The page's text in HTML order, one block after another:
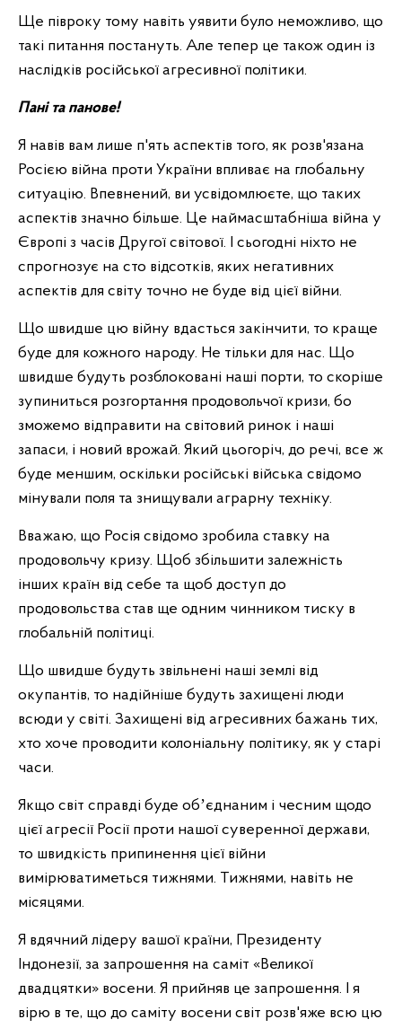
Ще півроку тому навіть уявити було неможливо, що
такі питання постануть. Але тепер це також один із
наслідків російської агресивної політики.
Пані та панове!
Я навів вам лише п'ять аспектів того, як розв'язана
Росією війна проти України впливає на глобальну
ситуацію. Впевнений, ви усвідомлюєте, що таких
аспектів значно більше. Це наймасштабніша війна у
Європі з часів Другої світової. І сьогодні ніхто не
спрогнозує на сто відсотків, яких негативних
аспектів для світу точно не буде від цієї війни.
Що швидше цю війну вдасться закінчити, то краще
буде для кожного народу. Не тільки для нас. Що
швидше будуть розблоковані наші порти, то скоріше
зупиниться розгортання продовольчої кризи, бо
зможемо відправити на світовий ринок і наші
запаси, і новий врожай. Який цьогоріч, до речі, все ж
буде меншим, оскільки російські війська свідомо
мінували поля та знищували аграрну техніку.
Вважаю, що Росія свідомо зробила ставку на
продовольчу кризу. Щоб збільшити залежність
інших країн від себе та щоб доступ до
продовольства став ще одним чинником тиску в
глобальній політиці.
Що швидше будуть звільнені наші землі від
окупантів, то надійніше будуть захищені люди
всюди у світі. Захищені від агресивних бажань тих,
хто хоче проводити колоніальну політику, як у старі
часи.
Якщо світ справді буде обʼєднаним і чесним щодо
цієї агресії Росії проти нашої суверенної держави,
то швидкість припинення цієї війни
вимірюватиметься тижнями. Тижнями, навіть не
місяцями.
Я вдячний лідеру вашої країни, Президенту
Індонезії, за запрошення на саміт «Великої
двадцятки» восени. Я прийняв це запрошення. І я
вірю в те, що до саміту восени світ розв'яже всю цю